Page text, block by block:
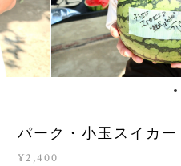
パーク・小玉スイカー
¥2,400